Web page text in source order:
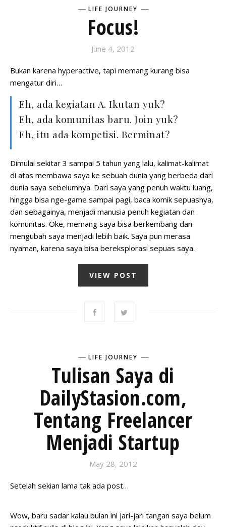
LIFE JOURNEY
Focus!
June 4, 2012
Bukan karena hyperactive, tapi memang kurang bisa
mengatur diri…
Eh, ada kegiatan A. Ikutan yuk?
Eh, ada komunitas baru. Join yuk?
Eh, itu ada kompetisi. Berminat?
Dimulai sekitar 3 sampai 5 tahun yang lalu, kalimat-kalimat
di atas membawa saya ke sebuah dunia yang berbeda dari
dunia saya sebelumnya. Dari saya yang penuh waktu luang,
hingga bisa nge-game sampai pagi, baca komik sepuasnya,
dan sebagainya, menjadi manusia penuh kegiatan dan
komunitas. Oke, memang saya bisa berkembang dan
mengubah saya menjadi lebih baik. Saya pun merasa
nyaman, karena saya bisa bereksplorasi sepuas saya.
VIEW POST
LIFE JOURNEY
Tulisan Saya di
DailyStasion.com,
Tentang Freelancer
Menjadi Startup
May 28, 2012
Setelah sekian lama tak ada post…
Wow, baru sadar kalau bulan ini jari-jari tangan saya belum